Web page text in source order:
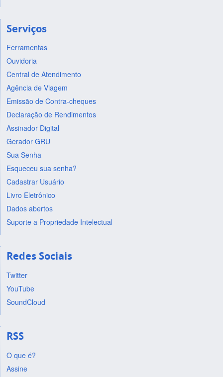
Serviços
Ferramentas
Ouvidoria
Central de Atendimento
Agência de Viagem
Emissão de Contra-cheques
Declaração de Rendimentos
Assinador Digital
Gerador GRU
Sua Senha
Esqueceu sua senha?
Cadastrar Usuário
Livro Eletrônico
Dados abertos
Suporte a Propriedade Intelectual
Redes Sociais
Twitter
YouTube
SoundCloud
RSS
O que é?
Assine